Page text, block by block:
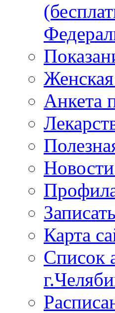
Анкета
Карта
Список